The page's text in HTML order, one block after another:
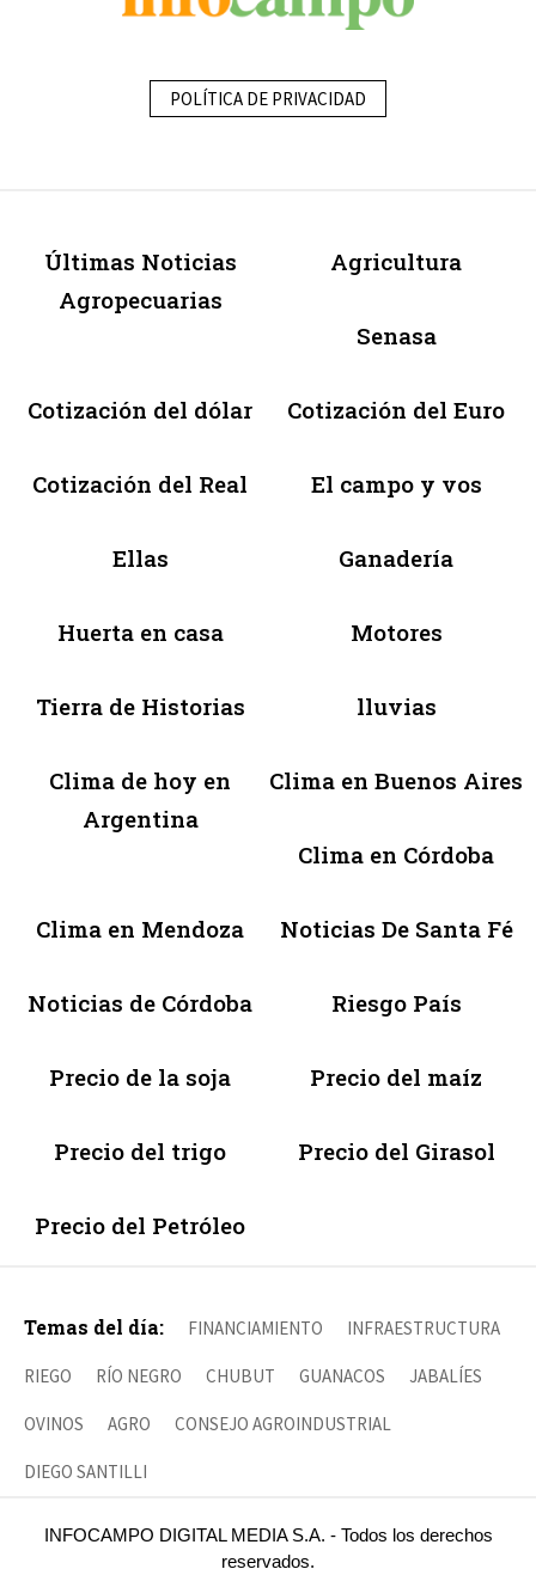
POLÍTICA DE PRIVACIDAD
Últimas Noticias
Agropecuarias
Agricultura
Senasa
Cotización del dólar Cotización del Euro
Cotización del Real El campo y vos
Ellas Ganadería
Huerta en casa Motores
Tierra de Historias lluvias
Clima de hoy en
Argentina
Clima en Buenos Aires
Clima en Córdoba
Clima en Mendoza Noticias De Santa Fé
Noticias de Córdoba Riesgo País
Precio de la soja Precio del maíz
Precio del trigo Precio del Girasol
Precio del Petróleo
Temas del día: FINANCIAMIENTO INFRAESTRUCTURA
RIEGO RÍO NEGRO CHUBUT GUANACOS JABALÍES
OVINOS AGRO CONSEJO AGROINDUSTRIAL
DIEGO SANTILLI
INFOCAMPO DIGITAL MEDIA S.A. - Todos los derechos
reservados.